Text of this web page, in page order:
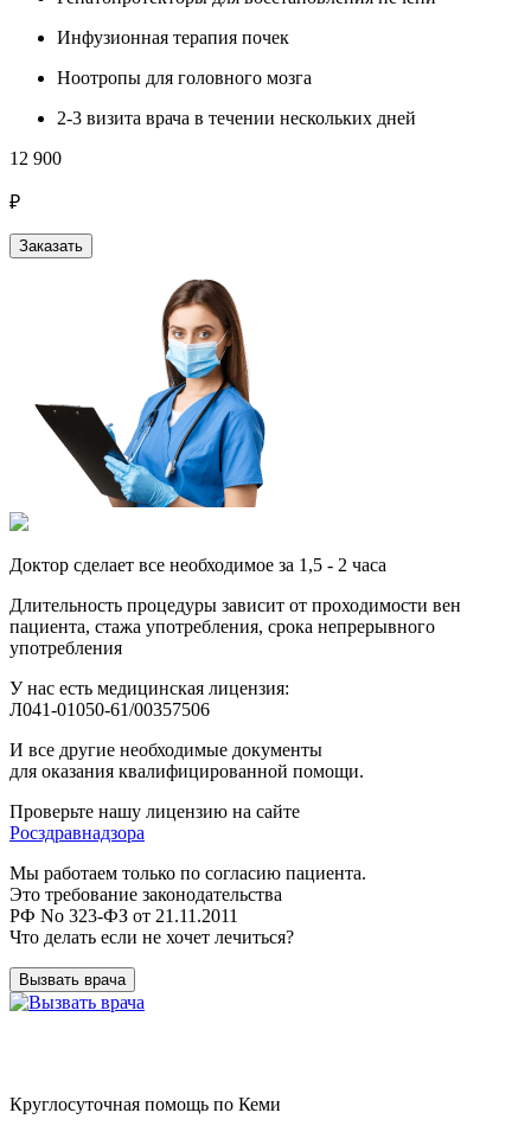
Инфузионная терапия почек
Ноотропы для головного мозга
2-3 визита врача в течении нескольких дней
12 900
₽
Заказать
Доктор сделает все необходимое за 1,5 - 2 часа
Длительность процедуры зависит от проходимости вен
пациента, стажа употребления, срока непрерывного
употребления
У нас есть медицинская лицензия:
Л041-01050-61/00357506
И все другие необходимые документы
для оказания квалифицированной помощи.
Проверьте нашу лицензию на сайте
Росздравнадзора
Мы работаем только по согласию пациента.
Это требование законодательства
РФ No 323-ФЗ от 21.11.2011
Что делать если не хочет лечиться?
Вызвать врача
Круглосуточная помощь по Кеми